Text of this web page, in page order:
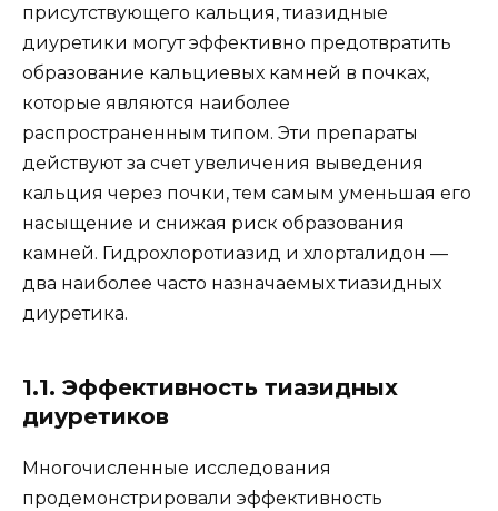
присутствующего кальция, тиазидные
диуретики могут эффективно предотвратить
образование кальциевых камней в почках,
которые являются наиболее
распространенным типом. Эти препараты
действуют за счет увеличения выведения
кальция через почки, тем самым уменьшая его
насыщение и снижая риск образования
камней. Гидрохлоротиазид и хлорталидон —
два наиболее часто назначаемых тиазидных
диуретика.
1.1. Эффективность тиазидных
диуретиков
Многочисленные исследования
продемонстрировали эффективность